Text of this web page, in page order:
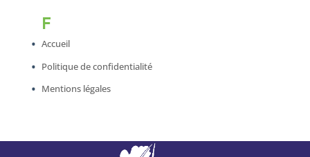
F
Accueil
Politique de confidentialité
Mentions légales